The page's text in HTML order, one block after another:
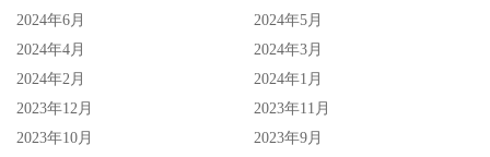
2024年6月
2024年5月
2024年4月
2024年3月
2024年2月
2024年1月
2023年12月
2023年11月
2023年10月
2023年9月